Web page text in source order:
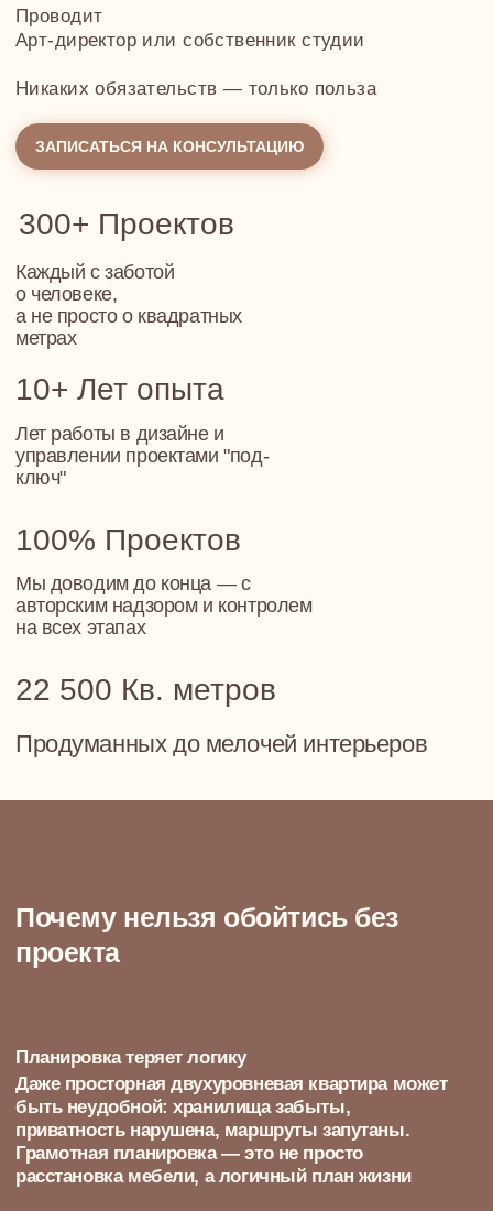
быть неудобной: хранилища забыты,
приватность нарушена, маршруты запутаны.
Грамотная планировка — это не просто
Без документации каждый шаг требует
уточнений. Это замедляет реализацию, приводит
к переделкам и сбоям в поставках. В проекте
Случайный декор, пересечения стилей,
несоответствие масштаба и света создают шум.
Только целостный дизайн формирует
гармоничную визуальную среду
Нет общей идеи — нет уюта
Непродуманная кухня, тёмная лестница,
неудобные перепады между этажами — всё это
эти вопросы, учесть все технические, бытовые
нюансы
затягиваются. Ключевые позиции исчезают с
рынка, бюджеты пересчитываются, сроки
структурирован
Мы не предлагаем типовые решения, а ведём вас к
задаём вопросы, предлагаем, постепенно создавая
удобный, подходящий вашему образу жизни
Для развития семейных отношений —
гостиная для уютных семейных вечеров, чтобы